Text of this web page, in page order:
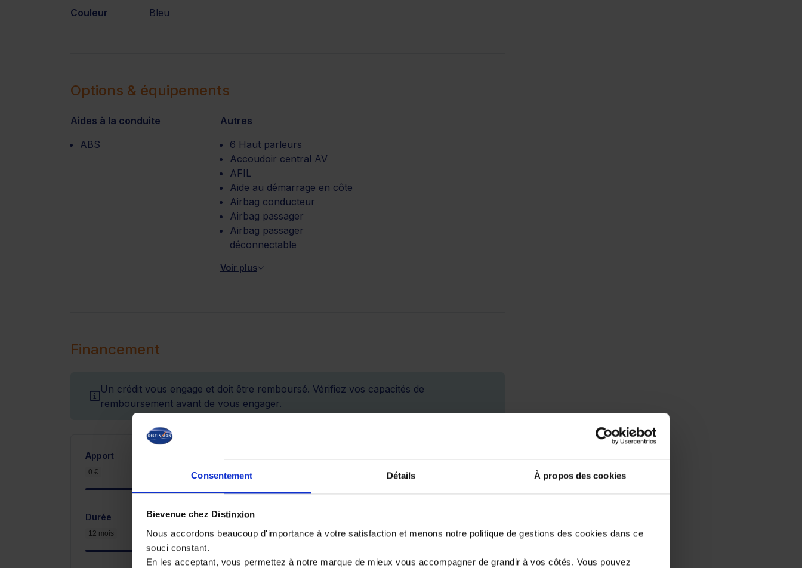
Consentement Détails À propos des cookies
Bievenue chez Distinxion
Nous accordons beaucoup d'importance à votre satisfaction et menons notre politique de gestions des cookies dans ce
souci constant.
En les acceptant, vous permettez à notre marque de mieux vous accompagner de grandir à vos côtés. Vous pouvez
Couleur Bleu
Options & équipements
Aides à la conduite
ABS
Autres
6 Haut parleurs
Accoudoir central AV
AFIL
Aide au démarrage en côte
Airbag conducteur
Airbag passager
Airbag passager
déconnectable
Voir plus
Financement
Un crédit vous engage et doit être remboursé. Vérifiez vos capacités de
remboursement avant de vous engager.
Apport
0 €
Durée
12 mois 84 mois
72 mois